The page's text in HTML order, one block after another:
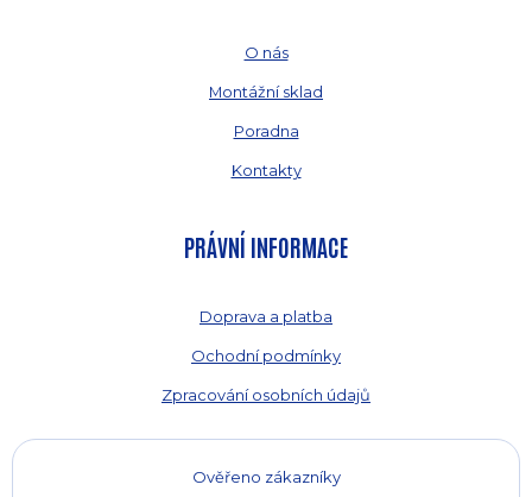
O nás
Montážní sklad
Poradna
Kontakty
PRÁVNÍ INFORMACE
Doprava a platba
Ochodní podmínky
Zpracování osobních údajů
Ověřeno zákazníky